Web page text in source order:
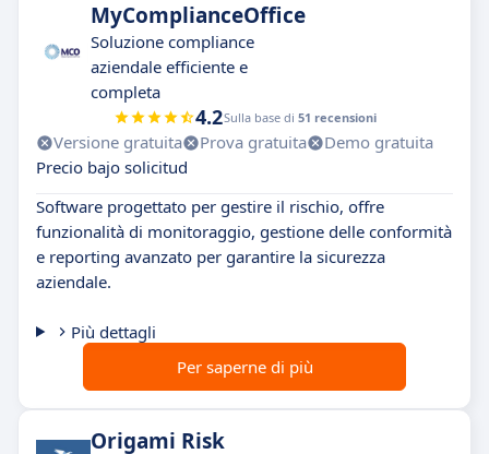
MyComplianceOffice
Soluzione compliance
aziendale efficiente e
completa
4.2Sulla base di 51 recensioni
Versione gratuita Prova gratuita
Demo gratuita
Precio bajo solicitud
Software progettato per gestire il rischio, offre
funzionalità di monitoraggio, gestione delle conformità
e reporting avanzato per garantire la sicurezza
aziendale.
Più dettagli
Per saperne di più
Origami Risk